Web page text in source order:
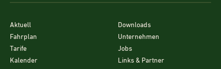
Aktuell
Fahrplan
Tarife
Kalender
Downloads
Unternehmen
Jobs
Links & Partner